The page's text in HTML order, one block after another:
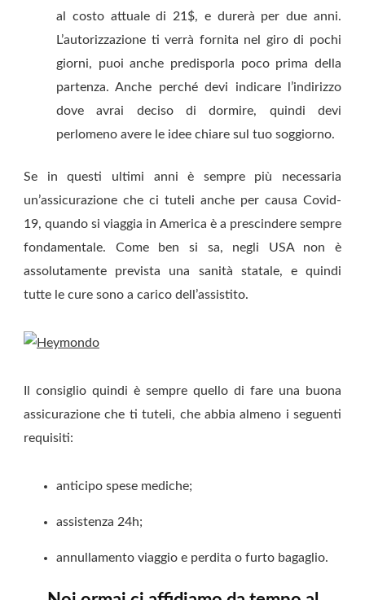
al costo attuale di 21$, e durerà per due anni.
L’autorizzazione ti verrà fornita nel giro di pochi
giorni, puoi anche predisporla poco prima della
partenza. Anche perché devi indicare l’indirizzo
dove avrai deciso di dormire, quindi devi
perlomeno avere le idee chiare sul tuo soggiorno.
Se in questi ultimi anni è sempre più necessaria
un’assicurazione che ci tuteli anche per causa Covid-
19, quando si viaggia in America è a prescindere sempre
fondamentale. Come ben si sa, negli USA non è
assolutamente prevista una sanità statale, e quindi
tutte le cure sono a carico dell’assistito.
Il consiglio quindi è sempre quello di fare una buona
assicurazione che ti tuteli, che abbia almeno i seguenti
requisiti:
anticipo spese mediche;
assistenza 24h;
annullamento viaggio e perdita o furto bagaglio.